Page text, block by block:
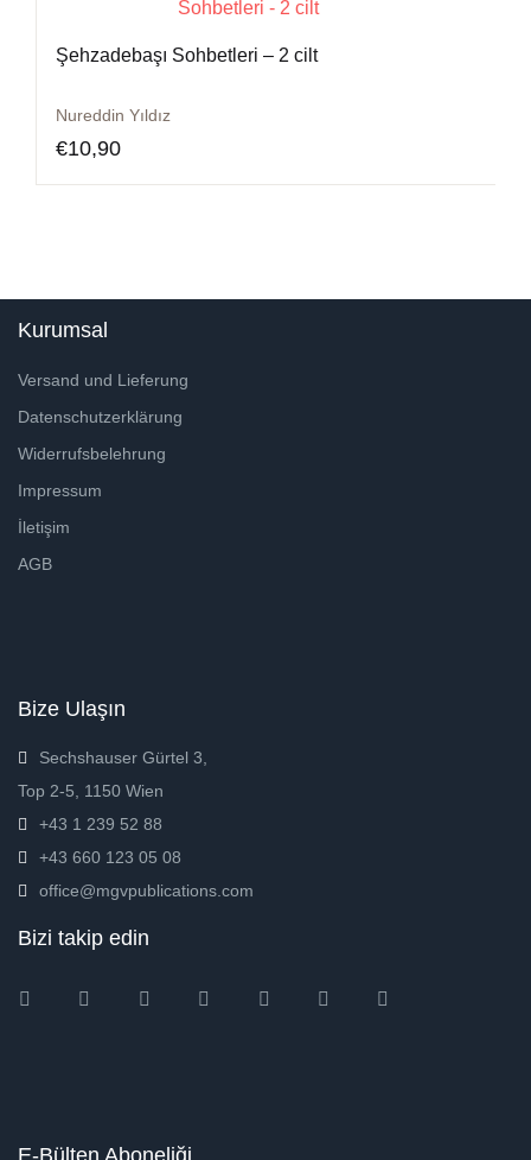
Şehzadebaşı Sohbetleri – 2 cilt
Nureddin Yıldız
€10,90
Kurumsal
Versand und Lieferung
Datenschutzerklärung
Widerrufsbelehrung
Impressum
İletişim
AGB
Bize Ulaşın
Sechshauser Gürtel 3,
Top 2-5, 1150 Wien
+43 1 239 52 88
+43 660 123 05 08
office@mgvpublications.com
Bizi takip edin
InstagramFacebookTwitter Amazon Pinterest
E-Bülten Aboneliği